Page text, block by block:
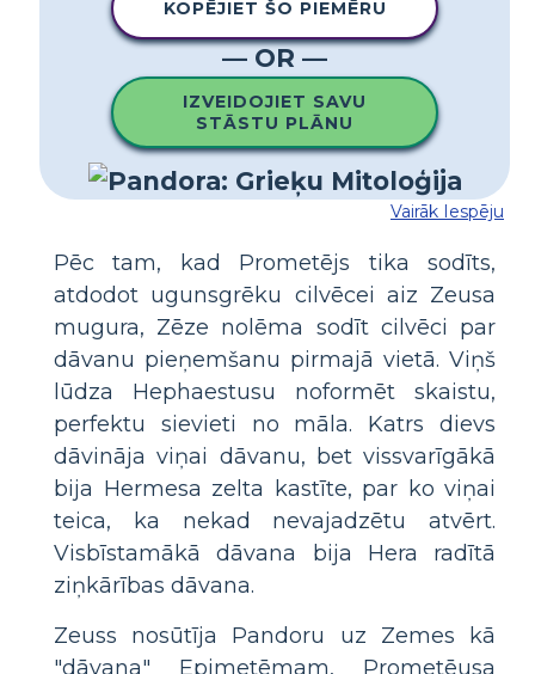
KOPĒJIET ŠO PIEMĒRU
— OR —
IZVEIDOJIET SAVU
STĀSTU PLĀNU
Vairāk Iespēju
Pēc tam, kad Prometējs tika sodīts,
atdodot ugunsgrēku cilvēcei aiz Zeusa
mugura, Zēze nolēma sodīt cilvēci par
dāvanu pieņemšanu pirmajā vietā. Viņš
lūdza Hephaestusu noformēt skaistu,
perfektu sievieti no māla. Katrs dievs
dāvināja viņai dāvanu, bet vissvarīgākā
bija Hermesa zelta kastīte, par ko viņai
teica, ka nekad nevajadzētu atvērt.
Visbīstamākā dāvana bija Hera radītā
ziņkārības dāvana.
Zeuss nosūtīja Pandoru uz Zemes kā
"dāvana" Epimetēmam, Prometēusa